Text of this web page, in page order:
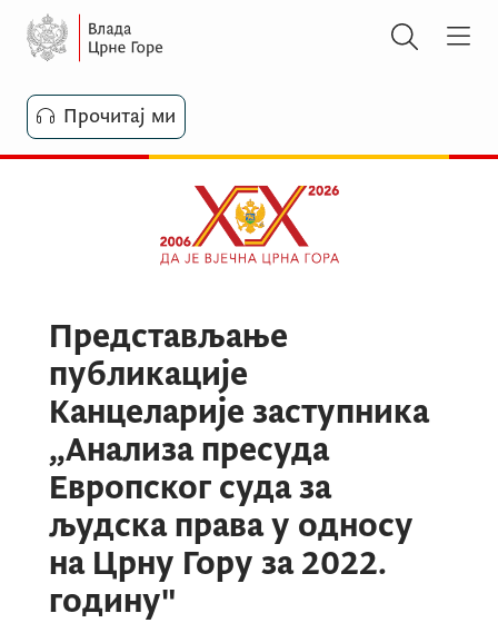
Прочитај ми
Представљање
публикације
Канцеларије заступника
„Анализа пресуда
Европског суда за
људска права у односу
на Црну Гору за 2022.
годину"